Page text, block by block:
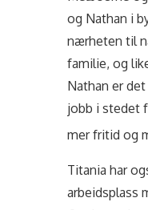
og Nathan i
nærheten til
familie, og
Nathan er
jobb i stedet
mer fritid og
Titania har
arbeidsplass